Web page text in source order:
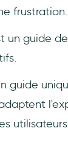
des visuels
et
à l'action
frustration.
un guide
guide